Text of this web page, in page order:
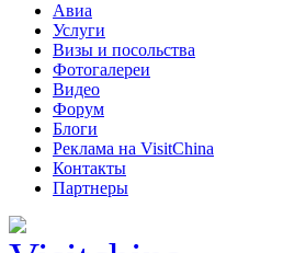
Авиа
Услуги
Визы и посольства
Фотогалереи
Видео
Форум
Блоги
Реклама на VisitChina
Контакты
Партнеры